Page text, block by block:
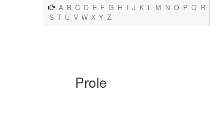
A B C D E F G H I J K L M N O P Q R
S T U V W X Y Z
Prole